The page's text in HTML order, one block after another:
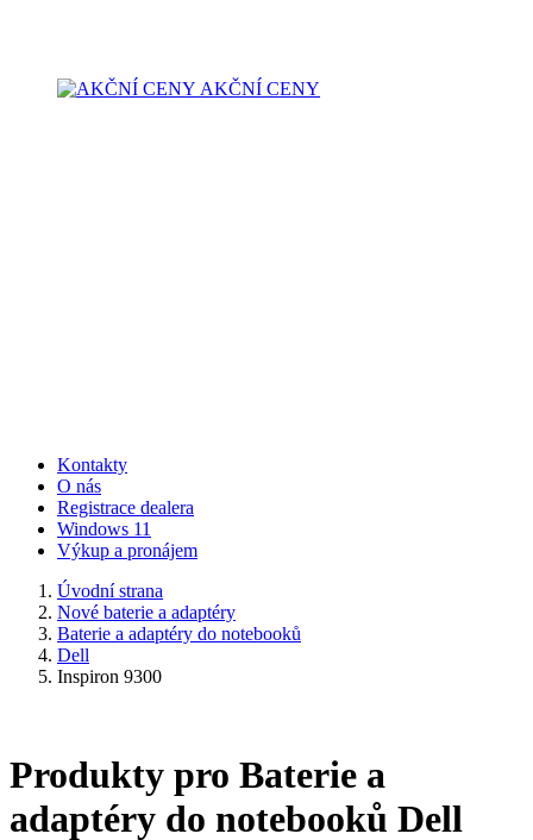
AKČNÍ CENY
Kontakty
O nás
Registrace dealera
Windows 11
Výkup a pronájem
Úvodní strana
Nové baterie a adaptéry
Baterie a adaptéry do notebooků
Dell
Inspiron 9300
Produkty pro Baterie a
adaptéry do notebooků Dell